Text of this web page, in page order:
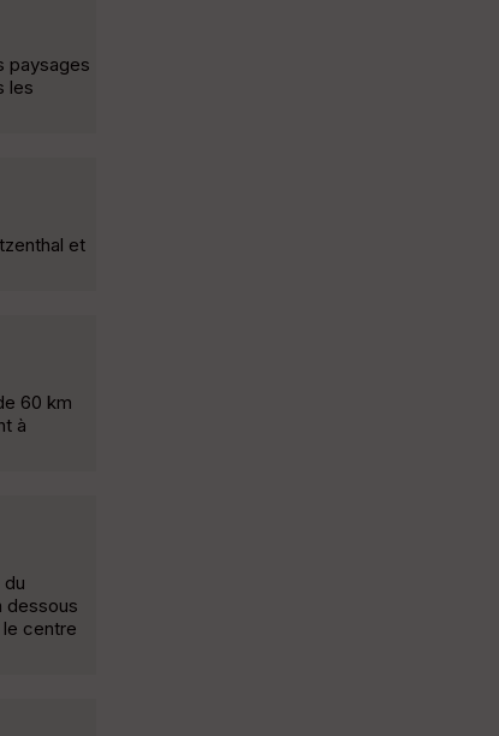
paysages
les
et
60 km
à
dessous
centre